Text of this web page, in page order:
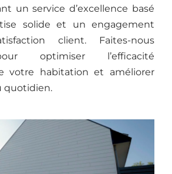
un service d’excellence basé
solide et un engagement
client. Faites-nous
optimiser l’efficacité
votre habitation et améliorer
quotidien.